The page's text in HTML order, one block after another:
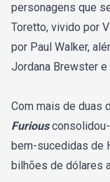
personagens que
Toretto, vivido por
por Paul Walker,
Jordana Brewster e
Com mais de duas
Furious
bem-sucedidas de
bilhões de dólares